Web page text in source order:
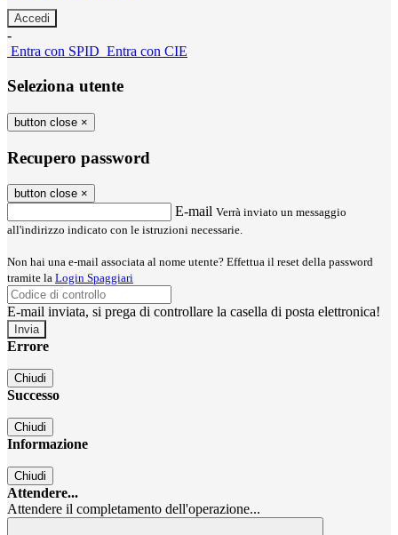
-
Entra con SPID Entra con CIE
Seleziona utente
button close ×
Recupero password
button close ×
E-mail Verrà inviato un messaggio
all'indirizzo indicato con le istruzioni necessarie.
Non hai una e-mail associata al nome utente? Effettua il reset della password
tramite la Login Spaggiari
E-mail inviata, si prega di controllare la casella di posta elettronica!
Errore
Chiudi
Successo
Chiudi
Informazione
Chiudi
Attendere...
Attendere il completamento dell'operazione...